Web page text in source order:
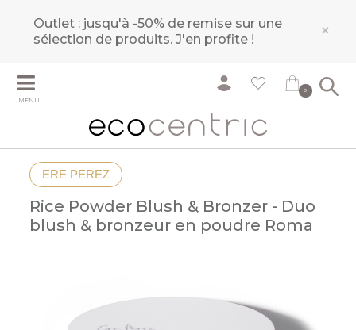
Outlet : jusqu'à -50% de remise sur une
sélection de produits.J'en profite ! ×
MENU
0
ERE PEREZ
Rice Powder Blush & Bronzer - Duo
blush & bronzeur en poudre Roma